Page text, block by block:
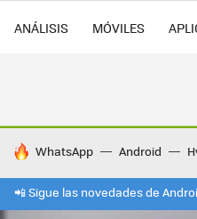
ANÁLISIS MÓVILES
HOY SE HABLA DE
WhatsApp Android
📲 Sigue las novedades de